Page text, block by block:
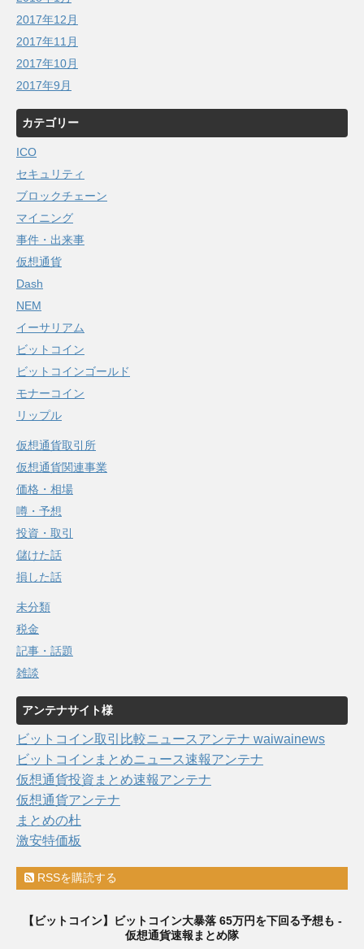
2017年12月
2017年11月
2017年10月
2017年9月
カテゴリー
ICO
セキュリティ
ブロックチェーン
マイニング
事件・出来事
仮想通貨
Dash
NEM
イーサリアム
ビットコイン
ビットコインゴールド
モナーコイン
リップル
仮想通貨取引所
仮想通貨関連事業
価格・相場
噂・予想
投資・取引
儲けた話
損した話
未分類
税金
記事・話題
雑談
アンテナサイト様
ビットコイン取引比較ニュースアンテナ waiwainews
ビットコインまとめニュース速報アンテナ
仮想通貨投資まとめ速報アンテナ
仮想通貨アンテナ
まとめの杜
激安特価板
RSSを購読する
【ビットコイン】ビットコイン大暴落 65万円を下回る予想も -
仮想通貨速報まとめ隊